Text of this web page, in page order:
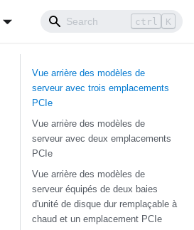
ctrl K
Vue arrière des modèles de
serveur avec trois emplacements
PCIe
Vue arrière des modèles de
serveur avec deux emplacements
PCIe
Vue arrière des modèles de
serveur équipés de deux baies
d'unité de disque dur remplaçable à
chaud et un emplacement PCIe